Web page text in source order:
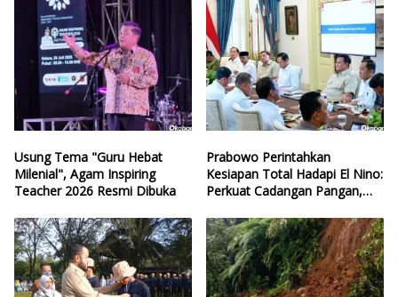
Usung Tema "Guru Hebat
Milenial", Agam Inspiring
Teacher 2026 Resmi Dibuka
Prabowo Perintahkan
Kesiapan Total Hadapi El Nino:
Perkuat Cadangan Pangan,